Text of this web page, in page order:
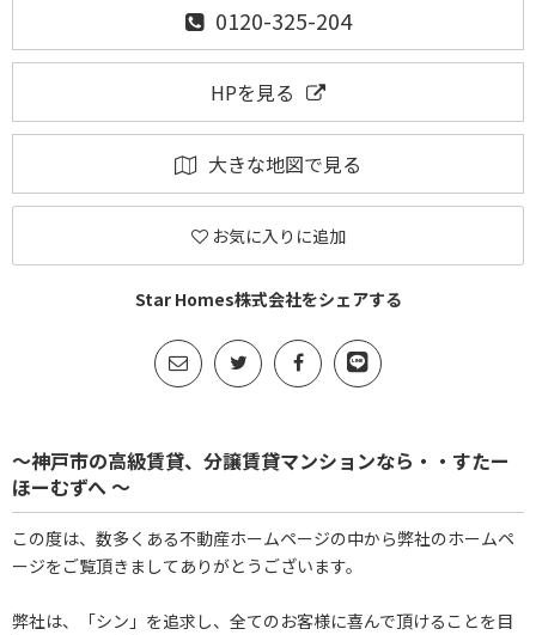
0120-325-204
HPを見る
大きな地図で見る
お気に入りに追加
Star Homes株式会社をシェアする
～神戸市の高級賃貸、分譲賃貸マンションなら・・すたー
ほーむずへ ～
この度は、数多くある不動産ホームページの中から弊社のホームペ
ージをご覧頂きましてありがとうございます。
弊社は、「シン」を追求し、全てのお客様に喜んで頂けることを目